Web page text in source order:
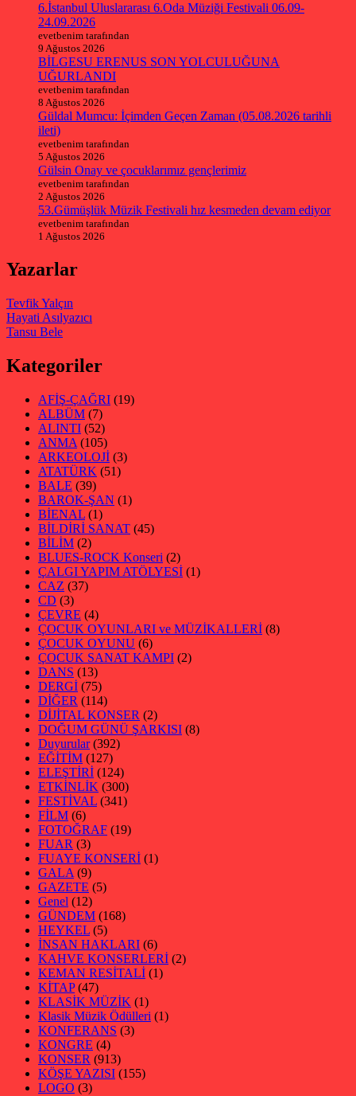
6.İstanbul Uluslararası 6.Oda Müziği Festivali 06.09-
24.09.2026
evetbenim tarafından
9 Ağustos 2026
BİLGESU ERENUS SON YOLCULUĞUNA
UĞURLANDI
evetbenim tarafından
8 Ağustos 2026
Güldal Mumcu: İçimden Geçen Zaman (05.08.2026 tarihli
ileti)
evetbenim tarafından
5 Ağustos 2026
Gülsin Onay ve çocuklarımız gençlerimiz
evetbenim tarafından
2 Ağustos 2026
53.Gümüşlük Müzik Festivali hız kesmeden devam ediyor
evetbenim tarafından
1 Ağustos 2026
Yazarlar
Tevfik Yalçın
Hayati Asılyazıcı
Tansu Bele
Kategoriler
AFİŞ-ÇAĞRI (19)
ALBÜM (7)
ALINTI (52)
ANMA (105)
ARKEOLOJİ (3)
ATATÜRK (51)
BALE (39)
BAROK-ŞAN (1)
BİENAL (1)
BİLDİRİ SANAT (45)
BİLİM (2)
BLUES-ROCK Konseri (2)
ÇALGI YAPIM ATÖLYESİ (1)
CAZ (37)
CD (3)
ÇEVRE (4)
ÇOCUK OYUNLARI ve MÜZİKALLERİ (8)
ÇOCUK OYUNU (6)
ÇOCUK SANAT KAMPI (2)
DANS (13)
DERGİ (75)
DİĞER (114)
DİJİTAL KONSER (2)
DOĞUM GÜNÜ ŞARKISI (8)
Duyurular(392)
EĞİTİM (127)
ELEŞTİRİ (124)
ETKİNLİK (300)
FESTİVAL (341)
FİLM (6)
FOTOĞRAF (19)
FUAR (3)
FUAYE KONSERİ (1)
GALA (9)
GAZETE (5)
Genel (12)
GÜNDEM (168)
HEYKEL (5)
İNSAN HAKLARI (6)
KAHVE KONSERLERİ (2)
KEMAN RESİTALİ (1)
KİTAP(47)
KLASİK MÜZİK (1)
Klasik Müzik Ödülleri (1)
KONFERANS (3)
KONGRE (4)
KONSER (913)
KÖŞE YAZISI (155)
LOGO (3)